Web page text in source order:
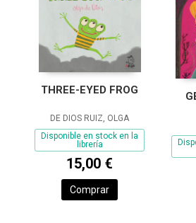
THREE-EYED FROG
DE DIOS RUIZ, OLGA
Disponible en stock en la
librería
15,00 €
Comprar